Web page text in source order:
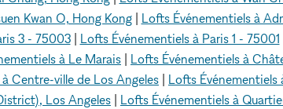
Kwan O, Hong Kong| Lofts Événementiels à
3 - 75003| Lofts Événementiels à Paris 1 - 75001
à Le Marais Lofts Événementiels à
Centre-ville de Los Angeles Lofts Événementiels
Los Angeles
Lofts Événementiels à